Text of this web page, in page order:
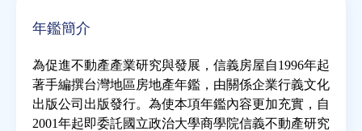
表
焦點新聞
教育推廣
這年鑑簡介
為促進不動產產業研究與發展，信義房屋自1996年起
著手編撰台灣地區房地產年鑑，由關係企業行義文化
出版公司出版發行。為使本項年鑑內容更加充實，自
2001年起即委託國立政治大學商學院信義不動產研究